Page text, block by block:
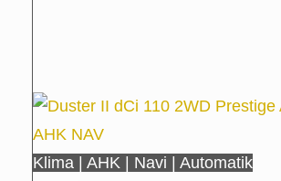
Klima | AHK | Navi | Automatik